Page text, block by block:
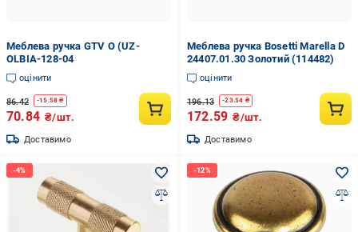
Меблева ручка GTV O (UZ-
OLBIA-128-04
оцінити
86.42 -15.58 ₴
70.84 ₴/шт.
Доставимо
Меблева ручка Bosetti Marella D
24407.01.30 Золотий (114482)
оцінити
196.13 -23.54 ₴
172.59 ₴/шт.
Доставимо